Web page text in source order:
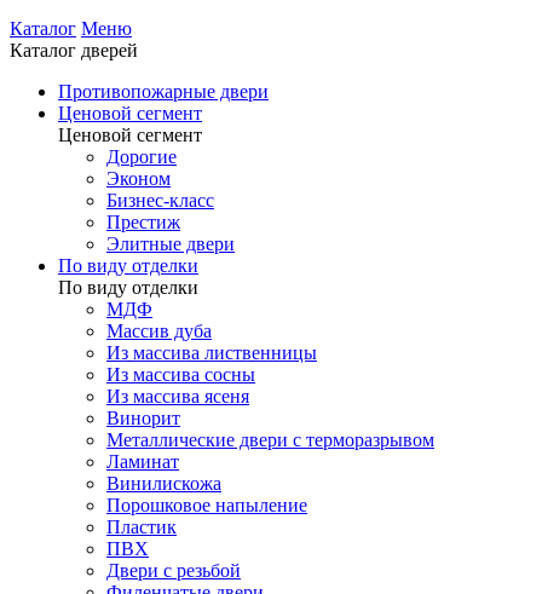
Каталог Меню
Каталог дверей
Противопожарные двери
Ценовой сегмент
Ценовой сегмент
Дорогие
Эконом
Бизнес-класс
Престиж
Элитные двери
По виду отделки
По виду отделки
МДФ
Массив дуба
Из массива лиственницы
Из массива сосны
Из массива ясеня
Винорит
Металлические двери с терморазрывом
Ламинат
Винилискожа
Порошковое напыление
Пластик
ПВХ
Двери с резьбой